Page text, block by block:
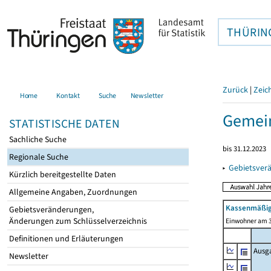
Home Kontakt Suche Newsletter
STATISTISCHE DATEN
Sachliche Suche
Regionale Suche
Kürzlich bereitgestellte Daten
Allgemeine Angaben, Zuordnungen
Gebietsveränderungen,
Änderungen zum Schlüsselverzeichnis
Definitionen und Erläuterungen
Newsletter
Zurück |
bis 31.12.2023
▸
Einwohner am